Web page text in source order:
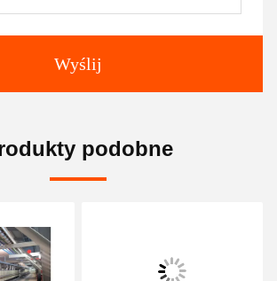
Wyślij
podobne